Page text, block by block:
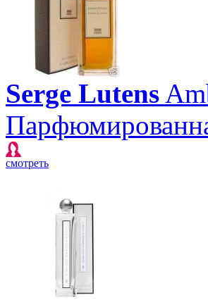
Serge Lutens
смотреть